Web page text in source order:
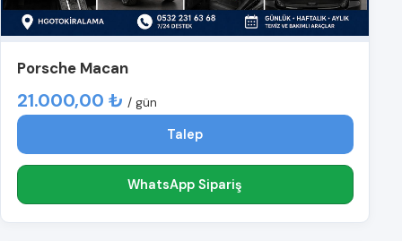
Porsche Macan
21.000,00 ₺ / gün
Talep
WhatsApp Sipariş